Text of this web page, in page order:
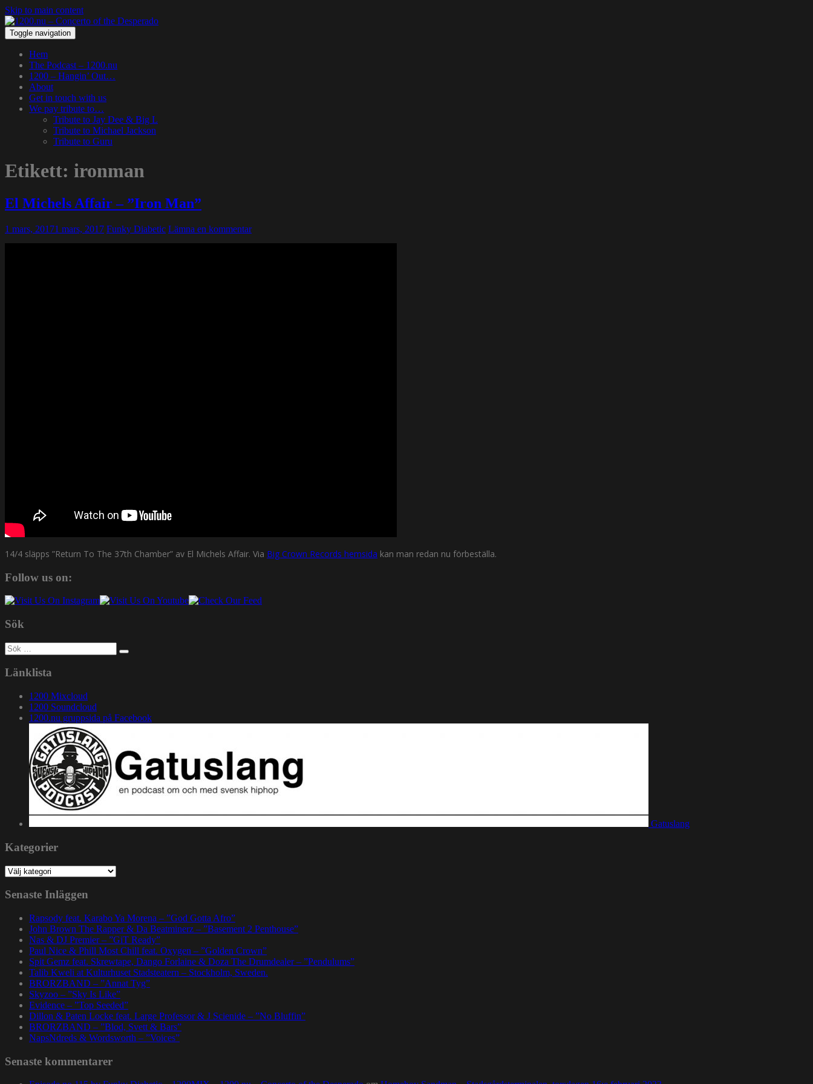
Skip to main content
Toggle navigation
Hem
The Podcast – 1200.nu
1200 – Hangin’ Out…
About
Get in touch with us
We pay tribute to…
Tribute to Jay Dee & Big L
Tribute to Michael Jackson
Tribute to Guru
Etikett: ironman
El Michels Affair – ”Iron Man”
1 mars, 20171 mars, 2017 Funky Diabetic Lämna en kommentar
14/4 släpps ”Return To The 37th Chamber” av El Michels Affair. Via Big Crown Records hemsida kan man redan nu förbeställa.
Follow us on:
Sök
Sök
efter:
Länklista
1200 Mixcloud
1200 Soundcloud
1200.nu gruppsida på Facebook
Gatuslang
Kategorier
Kategorier
Senaste Inläggen
Rapsody feat. Karabo Ya Morena – ”God Gotta Afro”
John Brown The Rapper & Da Beatminerz – ”Basement 2 Penthouse”
Nas & DJ Premier – ”GiT Ready”
Paul Nice & Phill Most Chill feat. Oxygen – ”Golden Crown”
Spit Gemz feat. Skrewtape, Dango Forlaine & Doza The Drumdealer – ”Pendulums”
Talib Kweli at Kulturhuset Stadsteatern – Stockholm, Sweden.
BRORZBAND – ”Annat Tyg”
Skyzoo – ”Sky Is Like”
Evidence – ”Top Seeded”
Dillon & Paten Locke feat. Large Professor & J Scienide – ”No Bluffin”
BRORZBAND – ”Blod, Svett & Bars”
NapsNdreds & Wordsworth – ”Voices”
Senaste kommentarer